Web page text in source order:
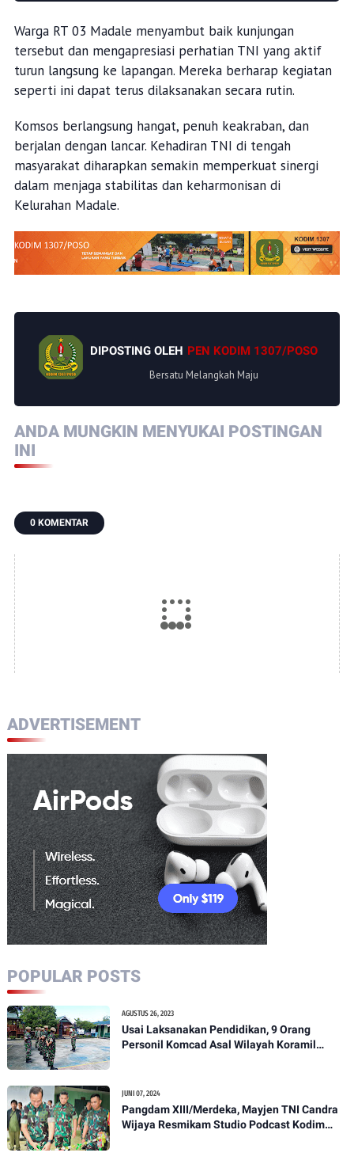
Warga RT 03 Madale menyambut baik kunjungan
tersebut dan mengapresiasi perhatian TNI yang aktif
turun langsung ke lapangan. Mereka berharap kegiatan
seperti ini dapat terus dilaksanakan secara rutin.
Komsos berlangsung hangat, penuh keakraban, dan
berjalan dengan lancar. Kehadiran TNI di tengah
masyarakat diharapkan semakin memperkuat sinergi
dalam menjaga stabilitas dan keharmonisan di
Kelurahan Madale.
DIPOSTING OLEH PEN KODIM 1307/POSO
Bersatu Melangkah Maju
ANDA MUNGKIN MENYUKAI POSTINGAN
INI
0 KOMENTAR
ADVERTISEMENT
POPULAR POSTS
AGUSTUS 26, 2023
Usai Laksanakan Pendidikan, 9 Orang
Personil Komcad Asal Wilayah Koramil
JUNI 07, 2024
Pangdam XIII/Merdeka, Mayjen TNI Candra
Wijaya Resmikam Studio Podcast Kodim